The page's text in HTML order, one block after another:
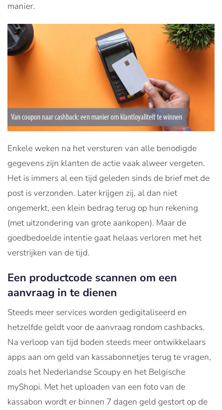
manier.
Enkele weken na het versturen van alle benodigde
gegevens zijn klanten de actie vaak alweer vergeten.
Het is immers al een tijd geleden sinds de brief met de
post is verzonden. Later krijgen zij, al dan niet
ongemerkt, een klein bedrag terug op hun rekening
(met uitzondering van grote aankopen). Maar de
goedbedoelde intentie gaat helaas verloren met het
verstrijken van de tijd.
Een productcode scannen om een
aanvraag in te dienen
Steeds meer services worden gedigitaliseerd en
hetzelfde geldt voor de aanvraag rondom cashbacks.
Na verloop van tijd boden steeds meer ontwikkelaars
apps aan om geld van kassabonnetjes terug te vragen,
zoals het Nederlandse Scoupy en het Belgische
myShopi. Met het uploaden van een foto van de
kassabon wordt er binnen 7 dagen geld gestort op de